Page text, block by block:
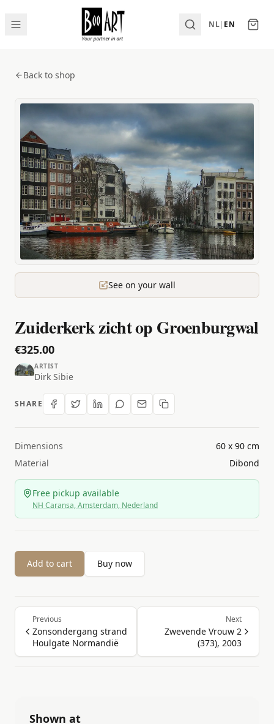
NL| EN
Back to shop
See on your wall
Zuiderkerk zicht op Groenburgwal
€325.00
ARTIST
Dirk Sibie
SHARE
Dimensions
60 x 90 cm
Material
Dibond
Free pickup available
NH Caransa, Amsterdam, Nederland
Add to cart Buy now
Previous
Zonsondergang strand
Houlgate Normandië
Next
Zwevende Vrouw 2
(373), 2003
Shown at